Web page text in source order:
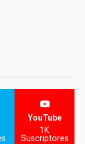
YouTube
1K
Suscriptores